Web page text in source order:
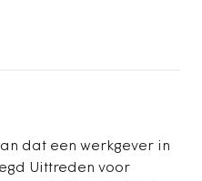
dat een werkgever in
Uittreden voor